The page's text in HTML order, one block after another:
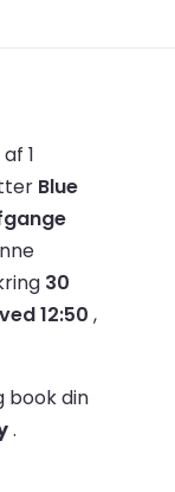
1
Blue
30
12:50 ,
book din
.